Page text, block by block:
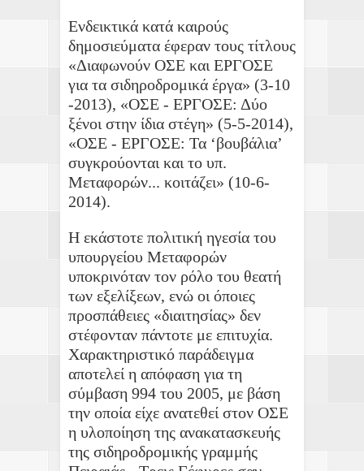
Ενδεικτικά κατά καιρούς
δημοσιεύματα έφεραν τους τίτλους
«Διαφωνούν ΟΣΕ και ΕΡΓΟΣΕ
για τα σιδηροδρομικά έργα» (3-10
-2013), «ΟΣΕ - ΕΡΓΟΣΕ: Δύο
ξένοι στην ίδια στέγη» (5-5-2014),
«ΟΣΕ - ΕΡΓΟΣΕ: Τα ‘βουβάλια’
συγκρούονται και το υπ.
Μεταφορών... κοιτάζει» (10-6-
2014).
Η εκάστοτε πολιτική ηγεσία του
υπουργείου Μεταφορών
υποκρινόταν τον ρόλο του θεατή
των εξελίξεων, ενώ οι όποιες
προσπάθειες «διαιτησίας» δεν
στέφονταν πάντοτε με επιτυχία.
Χαρακτηριστικό παράδειγμα
αποτελεί η απόφαση για τη
σύμβαση 994 του 2005, με βάση
την οποία είχε ανατεθεί στον ΟΣΕ
η υλοποίηση της ανακατασκευής
της σιδηροδρομικής γραμμής